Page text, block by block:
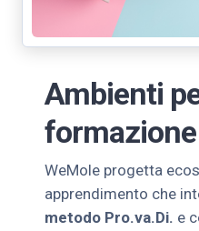
Ambienti
formazione
WeMole progetta
apprendimento che
metodo Pro.va.Di. e